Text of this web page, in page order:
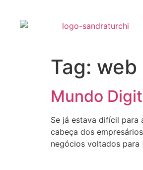
Tag: web
Mundo
Se já estava difícil para
cabeça dos
negócios voltados